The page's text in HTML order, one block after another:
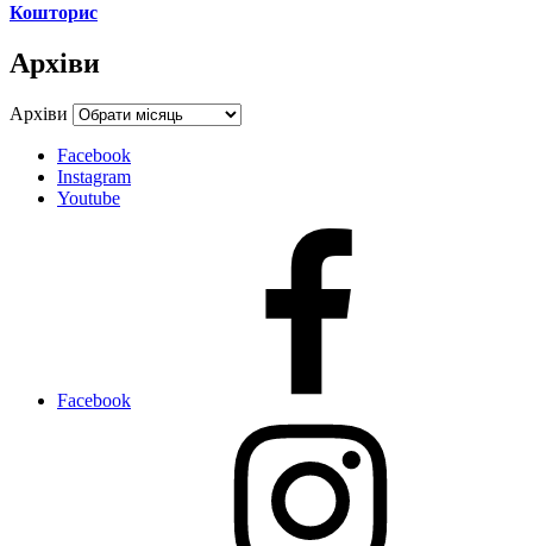
Кошторис
Архіви
Архіви
Facebook
Instagram
Youtube
Facebook